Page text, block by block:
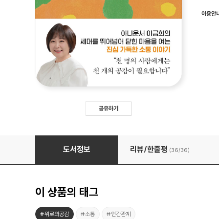
공유하기
이용안
공감에 관하여
도서정보 리뷰/한줄평 (36/36)
이 상품의 태그
#위로와공감 #소통 #인간관계